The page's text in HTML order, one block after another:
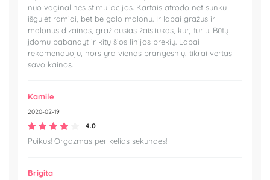
nuo vaginalinės stimuliacijos. Kartais atrodo net sunku
išgulėt ramiai, bet be galo malonu. Ir labai gražus ir
malonus dizainas, gražiausias žaisliukas, kurį turiu. Būtų
įdomu pabandyt ir kitų šios linijos prekių. Labai
rekomenduoju, nors yra vienas brangesnių, tikrai vertas
savo kainos.
Kamile
2020-02-19
4.0
Puikus! Orgazmas per kelias sekundes!
Brigita